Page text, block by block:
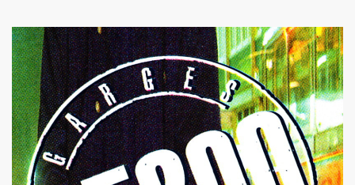
le 11 octobre 2008.
7 octobre 2008.
MONDE" au Forum de Liege (27 septembre 2008).
2008) : photos dans les coulisses des concerts.
le 8 septembre 2008.